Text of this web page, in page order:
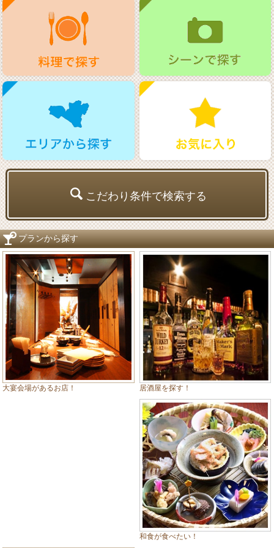
こだわり条件で検索する
プランから探す
大宴会場があるお店！ 居酒屋を探す！
和食が食べたい！